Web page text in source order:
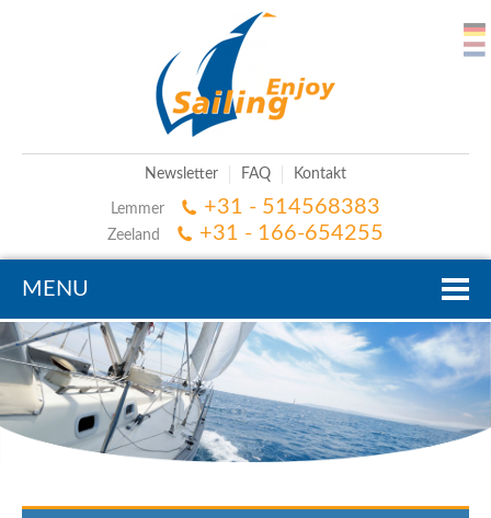
Newsletter FAQ Kontakt
Lemmer +31 - 514568383
Zeeland +31 - 166-654255
MENU